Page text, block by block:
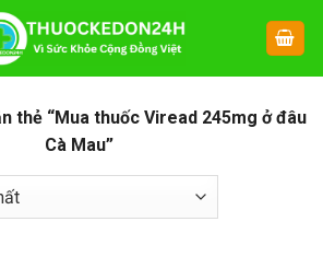
thẻ “Mua thuốc Viread 245mg ở đâu
Cà Mau”